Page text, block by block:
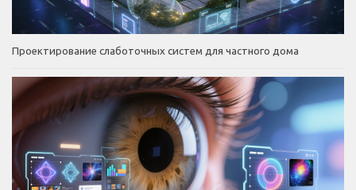
Проектирование слаботочных систем для частного дома